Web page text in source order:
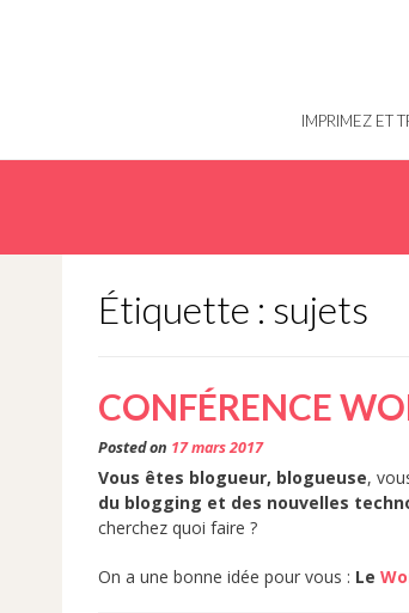
IMPRIMEZ ET
Étiquette : sujets
CONFÉRENCE
Posted on 17 mars 2017
Vous êtes blogueur, blogueuse,
du blogging et des nouvelles
cherchez quoi faire ?
On a une bonne idée pour vous : Le